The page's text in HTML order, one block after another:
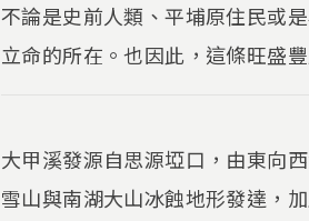
不論是史前人類、平埔原住民或
立命的所在。也因此，這條旺盛
大甲溪發源自思源埡口，由東向
雪山與南湖大山冰蝕地形發達，